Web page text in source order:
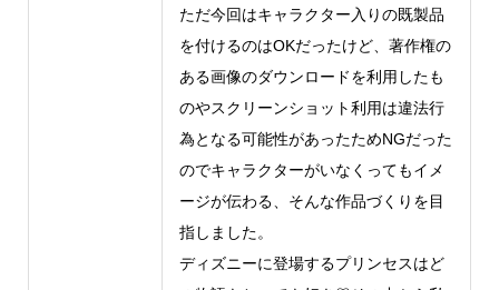
ただ今回はキャラクター入りの既製品
を付けるのはOKだったけど、著作権の
ある画像のダウンロードを利用したも
のやスクリーンショット利用は違法行
為となる可能性があったためNGだった
のでキャラクターがいなくってもイメ
ージが伝わる、そんな作品づくりを目
指しました。
ディズニーに登場するプリンセスはど